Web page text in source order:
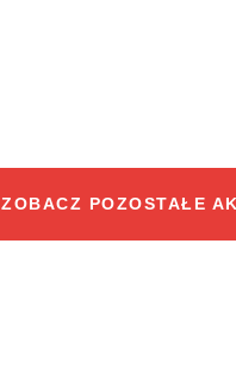
ZOBACZ POZOSTAŁE